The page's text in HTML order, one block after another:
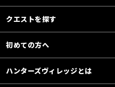
クエストを探す
初めての方へ
ハンターズヴィレッジとは